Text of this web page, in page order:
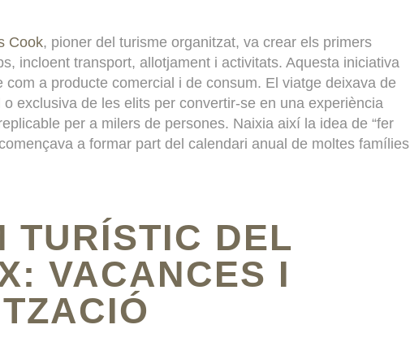
Cook, pioner del turisme organitzat, va crear els primers
incloent transport, allotjament i activitats. Aquesta iniciativa
com a producte comercial i de consum. El viatge deixava de
exclusiva de les elits per convertir-se en una experiència
per a milers de persones. Naixia així la idea de “fer
a formar part del calendari anual de moltes famílies
TURÍSTIC DEL
VACANCES I